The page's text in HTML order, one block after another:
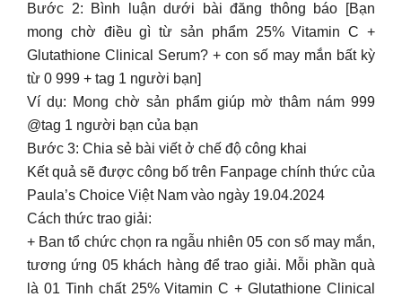
Bước 2: Bình luận dưới bài đăng thông báo [Bạn
mong chờ điều gì từ sản phẩm 25% Vitamin C +
Glutathione Clinical Serum? + con số may mắn bất kỳ
từ 0 999 + tag 1 người bạn]
Ví dụ: Mong chờ sản phẩm giúp mờ thâm nám 999
@tag 1 người bạn của bạn
Bước 3: Chia sẻ bài viết ở chế độ công khai
Kết quả sẽ được công bố trên Fanpage chính thức của
Paula’s Choice Việt Nam vào ngày 19.04.2024
Cách thức trao giải:
+ Ban tổ chức chọn ra ngẫu nhiên 05 con số may mắn,
tương ứng 05 khách hàng để trao giải. Mỗi phần quà
là 01 Tinh chất 25% Vitamin C + Glutathione Clinical